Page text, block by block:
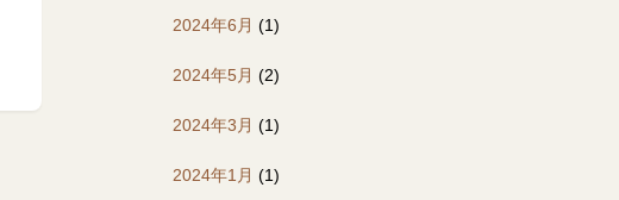
2024年6月 (1)
2024年5月 (2)
2024年3月 (1)
2024年1月 (1)